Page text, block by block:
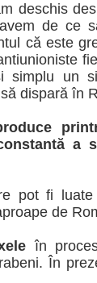
deschis
de ce
că este
simplu un
dispară în
a
pot fi
de
în
În